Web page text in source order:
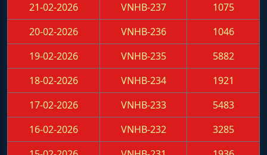
21-02-2026
VNHB-237
1075
20-02-2026
VNHB-236
1046
19-02-2026
VNHB-235
5882
18-02-2026
VNHB-234
1921
17-02-2026
VNHB-233
5483
16-02-2026
VNHB-232
3285